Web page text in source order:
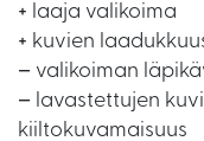
+ laaja valikoima
+ kuvien
– valikoiman
– lavastettujen
kiiltokuvamaisuus